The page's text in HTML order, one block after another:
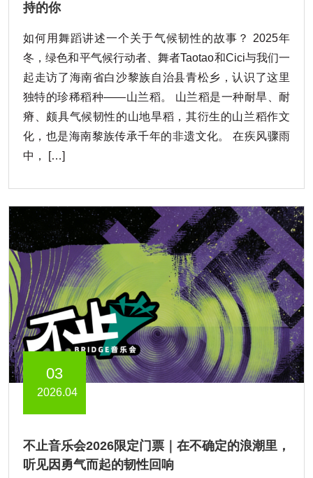
持的你
如何用舞蹈讲述一个关于气候韧性的故事？ 2025年
冬，绿色和平气候行动者、舞者Taotao和Cici与我们一
起走访了海南省白沙黎族自治县青松乡，认识了这里
独特的珍稀稻种——山兰稻。 山兰稻是一种耐旱、耐
瘠、颇具气候韧性的山地旱稻，其衍生的山兰稻作文
化，也是海南黎族传承千年的非遗文化。 在疾风骤雨
中， […]
03
2026.04
不止音乐会2026限定门票｜在不确定的浪潮里，
听见因勇气而起的韧性回响